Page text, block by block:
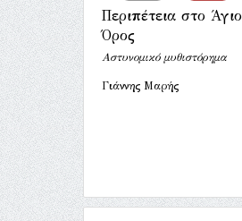
Περιπέτεια στο Άγιο
Όρος
Αστυνομικό μυθιστόρημα
Γιάννης Μαρής